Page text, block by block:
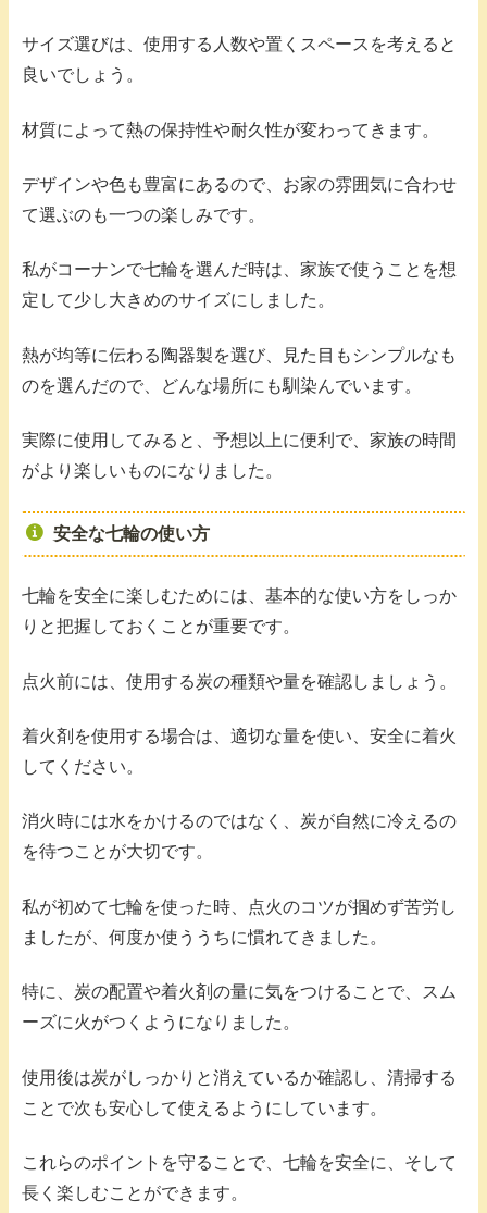
サイズ選びは、使用する人数や置くスペースを考えると
良いでしょう。
材質によって熱の保持性や耐久性が変わってきます。
デザインや色も豊富にあるので、お家の雰囲気に合わせ
て選ぶのも一つの楽しみです。
私がコーナンで七輪を選んだ時は、家族で使うことを想
定して少し大きめのサイズにしました。
熱が均等に伝わる陶器製を選び、見た目もシンプルなも
のを選んだので、どんな場所にも馴染んでいます。
実際に使用してみると、予想以上に便利で、家族の時間
がより楽しいものになりました。
安全な七輪の使い方
七輪を安全に楽しむためには、基本的な使い方をしっか
りと把握しておくことが重要です。
点火前には、使用する炭の種類や量を確認しましょう。
着火剤を使用する場合は、適切な量を使い、安全に着火
してください。
消火時には水をかけるのではなく、炭が自然に冷えるの
を待つことが大切です。
私が初めて七輪を使った時、点火のコツが掴めず苦労し
ましたが、何度か使ううちに慣れてきました。
特に、炭の配置や着火剤の量に気をつけることで、スム
ーズに火がつくようになりました。
使用後は炭がしっかりと消えているか確認し、清掃する
ことで次も安心して使えるようにしています。
これらのポイントを守ることで、七輪を安全に、そして
長く楽しむことができます。